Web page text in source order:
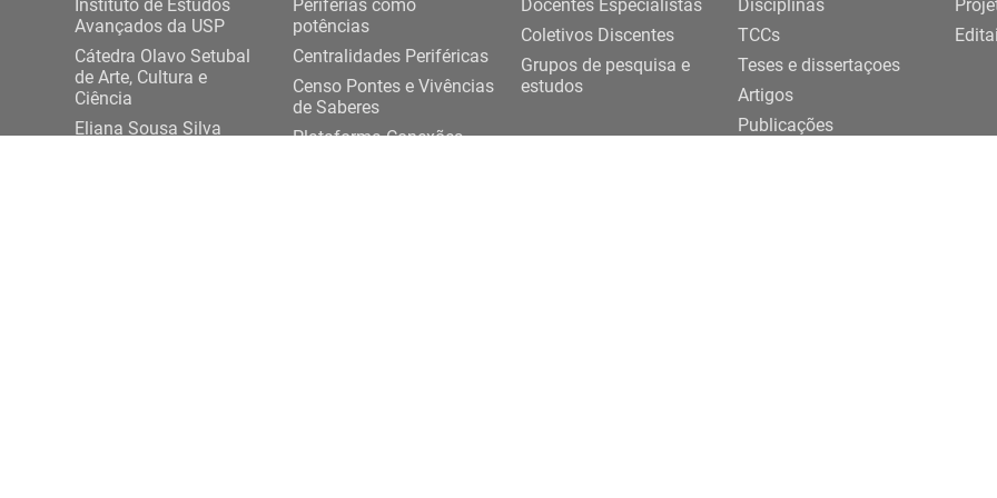
Instituto de Estudos
Avançados da USP
Cátedra Olavo Setubal
de Arte, Cultura e
Ciência
Eliana Sousa Silva
Periferias como
potências
Centralidades Periféricas
Censo Pontes e Vivências
de Saberes
Plataforma Conexões
Docentes Especialistas
Coletivos Discentes
Grupos de pesquisa e
estudos
Disciplinas
TCCs
Teses e dissertaçoes
Artigos
Publicações